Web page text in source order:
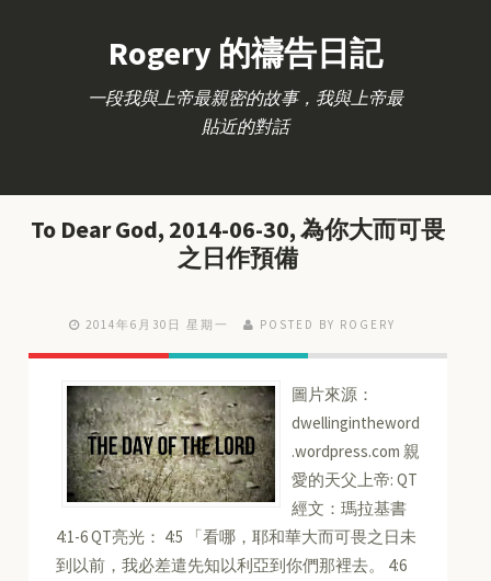
Rogery 的禱告日記
一段我與上帝最親密的故事，我與上帝最
貼近的對話
To Dear God, 2014-06-30, 為你大而可畏
之日作預備
2014年6月30日 星期一 POSTED BY ROGERY
圖片來源：
dwellingintheword
.wordpress.com 親
愛的天父上帝: QT
經文：瑪拉基書
4:1-6 QT亮光： 4:5 「看哪，耶和華大而可畏之日未
到以前，我必差遣先知以利亞到你們那裡去。 4:6